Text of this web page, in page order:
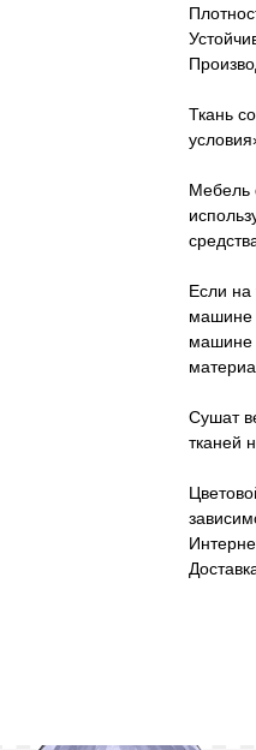
Ткань
Мебель
Если на
машине
машине
Сушат
тканей